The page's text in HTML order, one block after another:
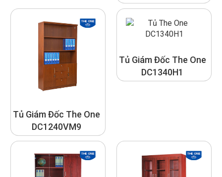
Tủ Giám Đốc The One
DC1240VM9
Tủ Giám Đốc The One
DC1340H1